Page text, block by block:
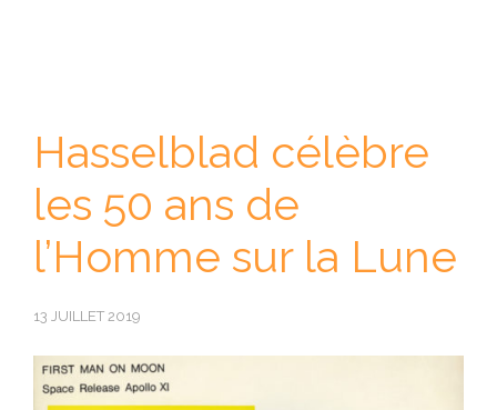
Hasselblad célèbre
les 50 ans de
l’Homme sur la Lune
13 JUILLET 2019